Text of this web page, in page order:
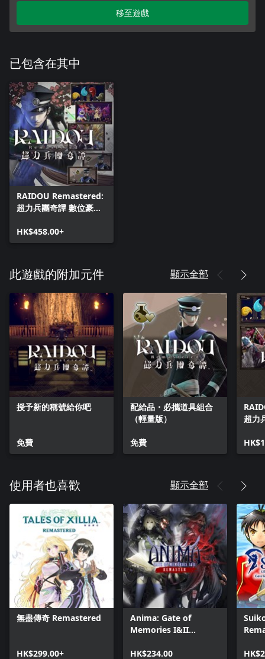
移至遊戲
已包含在其中
RAIDOU Remastered:
超力兵團奇譚 數位豪華
HK$458.00+
此遊戲的附加元件 顯示全部
授予新的稱號給你吧
免費
配給品・必攜道具組合
（輕量版）
免費
超力
使用者也喜歡 顯示全部
無盡傳奇 Remastered
HK$299.00+
Anima: Gate of
Memories I&II
HK$234.00